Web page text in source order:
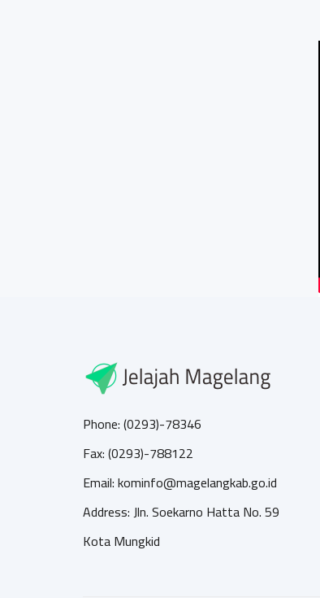
Phone: (0293)-78346
Fax: (0293)-788122
Email: kominfo@magelangkab.go.id
Address: Jln. Soekarno Hatta No. 59
Kota Mungkid